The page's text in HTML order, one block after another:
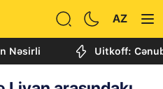
AZ
Uitkoff: Cənubi